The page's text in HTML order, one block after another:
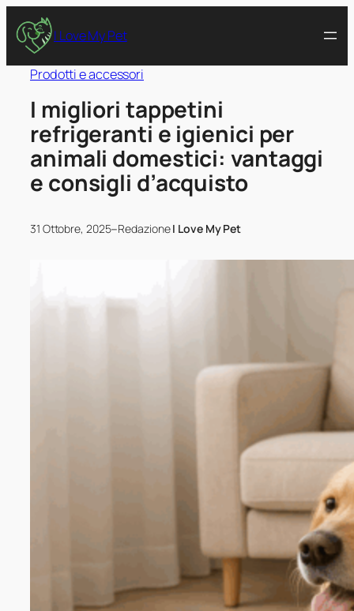
I Love My Pet
Prodotti e accessori
I migliori tappetini
refrigeranti e igienici per
animali domestici: vantaggi
e consigli d’acquisto
31 Ottobre, 2025–RedazioneI Love My Pet